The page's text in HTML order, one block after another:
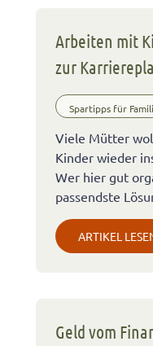
Arbeiten mit
zur
Spartipps für
Viele Mütter
Kinder wieder
Wer hier gut
passendste
ARTIKEL
Geld vom